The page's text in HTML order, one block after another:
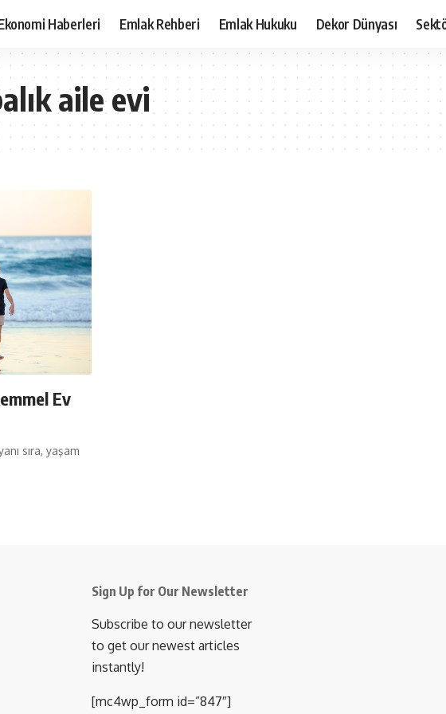
Haberleri Emlak Rehberi Emlak Hukuku Dekor Dünyası
aile evi
Ev
sıra, yaşam
Sign Up for Our Newsletter
Subscribe to our newsletter
to get our newest articles
instantly!
[mc4wp_form id=”847″]